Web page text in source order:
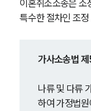
이혼취소소송은 소
특수한 절차인 조
가사소송법
나류 및 다류
하여 가정법